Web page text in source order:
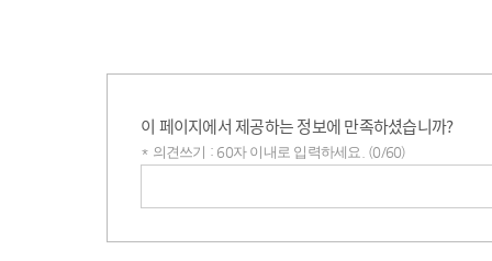
이 페이지에서 제공하는 정보에 만족하셨습니까?
* 의견쓰기 : 60자 이내로 입력하세요. (0/60)